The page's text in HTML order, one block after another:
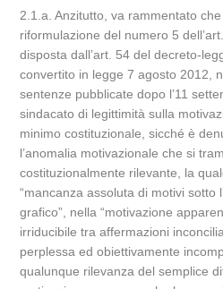
2.1.a. Anzitutto, va rammentato
riformulazione del numero 5
disposta dall’art. 54 del decreto-
convertito in legge 7 agosto 2012,
sentenze pubblicate dopo l’11
sindacato di legittimità sulla
minimo costituzionale, sicché è
l’anomalia motivazionale che si
costituzionalmente rilevante, la
“mancanza assoluta di motivi sotto
grafico”, nella “motivazione
irriducibile tra affermazioni
perplessa ed obiettivamente
qualunque rilevanza del semplice